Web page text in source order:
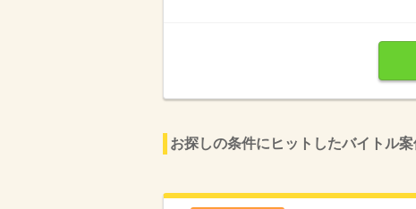
お探しの条件にヒットしたバイトル